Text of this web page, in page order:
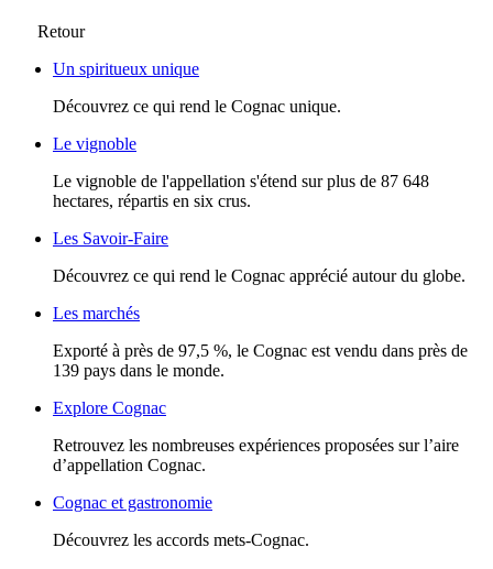
Retour
Un spiritueux unique
Découvrez ce qui rend le Cognac unique.
Le vignoble
Le vignoble de l'appellation s'étend sur plus de 87 648
hectares, répartis en six crus.
Les Savoir-Faire
Découvrez ce qui rend le Cognac apprécié autour du globe.
Les marchés
Exporté à près de 97,5 %, le Cognac est vendu dans près de
139 pays dans le monde.
Explore Cognac
Retrouvez les nombreuses expériences proposées sur l’aire
d’appellation Cognac.
Cognac et gastronomie
Découvrez les accords mets-Cognac.